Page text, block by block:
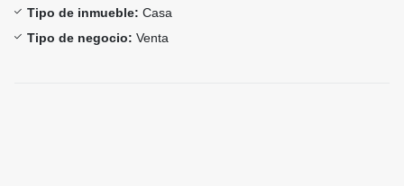
Tipo de inmueble: Casa
Tipo de negocio: Venta